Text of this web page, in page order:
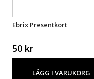
Ebrix Presentkort
50 kr
LÄGG I VARUKORG